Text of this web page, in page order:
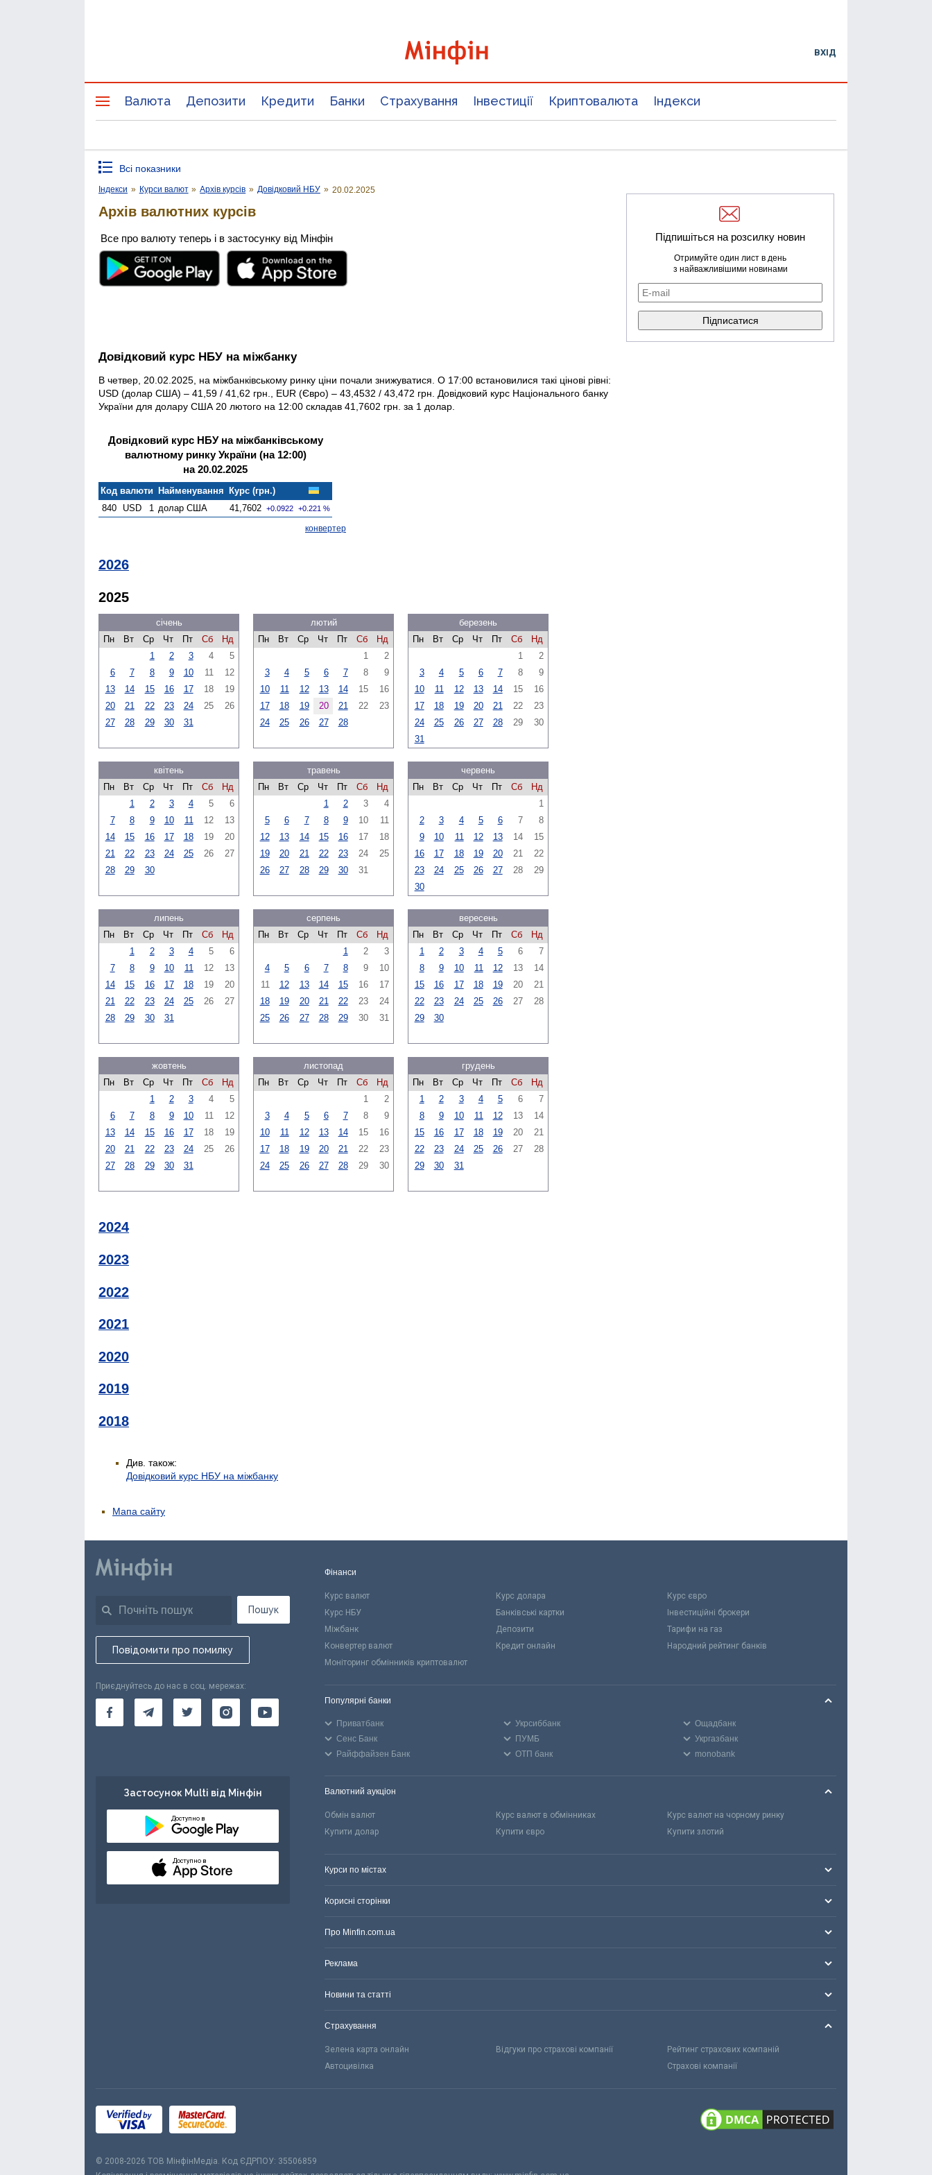
ВХІД
Валюта Депозити Кредити Банки Страхування Інвестиції Криптовалюта Індекси
Всі показники
Індекси » Курси валют » Архів курсів » Довідковий НБУ » 20.02.2025
Архів валютних курсів
Все про валюту теперь і в застосунку від Мінфін
Довідковий курс НБУ на міжбанку
В четвер, 20.02.2025, на міжбанківському ринку ціни почали знижуватися. О 17:00 встановилися такі цінові рівні:
USD (долар США) – 41,59 / 41,62 грн., EUR (Євро) – 43,4532 / 43,472 грн. Довідковий курс Національного банку
України для долару США 20 лютого на 12:00 складав 41,7602 грн. за 1 долар.
Довідковий курс НБУ на міжбанківському
валютному ринку України (на 12:00)
на 20.02.2025
Код валюти Найменування
Курс (грн.)
840
USD 1 долар США 41,7602 +0.0922 +0.221 %
конвертер
2026
2025
січень
Пн
Вт Ср Чт Пт Сб
Нд
1
2 3 4
5
6
7 8 9 10 11
12
13
14 15 16 17 18
19
20
21 22 23 24 25
26
27
28 29 30 31
лютий
Пн
Вт Ср Чт Пт Сб
Нд
1
2
3
4 5 6 7 8
9
10
11 12 13 14 15
16
17
18 19 20 21 22
23
24
25 26 27 28
березень
Пн
Вт Ср Чт Пт Сб
Нд
1
2
3
4 5 6 7 8
9
10
11 12 13 14 15
16
17
18 19 20 21 22
23
24
25 26 27 28 29
30
31
квітень
Пн
Вт Ср Чт Пт Сб
Нд
1
2 3 4 5
6
7
8 9 10 11 12
13
14
15 16 17 18 19
20
21
22 23 24 25 26
27
28
29 30
травень
Пн
Вт Ср Чт Пт Сб
Нд
1
2 3
4
5
6 7 8 9 10
11
12
13 14 15 16 17
18
19
20 21 22 23 24
25
26
27 28 29 30 31
червень
Пн
Вт Ср Чт Пт Сб
Нд
1
2
3 4 5 6 7
8
9
10 11 12 13 14
15
16
17 18 19 20 21
22
23
24 25 26 27 28
29
30
липень
Пн
Вт Ср Чт Пт Сб
Нд
1
2 3 4 5
6
7
8 9 10 11 12
13
14
15 16 17 18 19
20
21
22 23 24 25 26
27
28
29 30 31
серпень
Пн
Вт Ср Чт Пт Сб
Нд
1
2
3
4
5 6 7 8 9
10
11
12 13 14 15 16
17
18
19 20 21 22 23
24
25
26 27 28 29 30 31
вересень
Пн
Вт Ср Чт Пт Сб
Нд
1
2 3 4 5 6
7
8
9 10 11 12 13
14
15
16 17 18 19 20
21
22
23 24 25 26 27
28
29
30
жовтень
Пн
Вт Ср Чт Пт Сб
Нд
1
2 3 4
5
6
7 8 9 10 11
12
13
14 15 16 17 18
19
20
21 22 23 24 25
26
27
28 29 30 31
листопад
Пн
Вт Ср Чт Пт Сб
Нд
1
2
3
4 5 6 7 8
9
10
11 12 13 14 15
16
17
18 19 20 21 22
23
24
25 26 27 28 29 30
грудень
Пн
Вт Ср Чт Пт Сб
Нд
1
2 3 4 5 6
7
8
9 10 11 12 13
14
15
16 17 18 19 20
21
22
23 24 25 26 27
28
29
30 31
2024
2023
2022
2021
2020
2019
2018
Див. також:
Довідковий курс НБУ на міжбанку
Підпишіться на розсилку новин
Отримуйте один лист в день
з найважливішими новинами
Мапа сайту
Пошук
Повідомити про помилку
Приєднуйтесь до нас в соц. мережах:
Застосунок Multi від Мінфін
Доступно в
Доступно в
Фінанси
Курс валют Курс долара
Курс євро
Курс НБУ
Банківські картки
Інвестиційні брокери
Міжбанк
Депозити
Тарифи на газ
Конвертер валют
Кредит онлайн
Народний рейтинг банків
Моніторинг обмінників криптовалют
Популярні банки
Приватбанк Укрсиббанк
Ощадбанк
Сенс Банк
ПУМБ
Укргазбанк
Райффайзен Банк
ОТП банк monobank
Валютний аукціон
Обмін валют Курс валют в обмінниках
Курс валют на чорному ринку
Купити долар
Купити євро Купити злотий
Курси по містах
Корисні сторінки
Про Minfin.com.ua
Реклама
Новини та статті
Страхування
Зелена карта онлайн Відгуки про страхові компанії
Рейтинг страхових компаній
Автоцивілка
Страхові компанії
© 2008-2026 ТОВ МiнфiнМедiа. Код ЄДРПОУ: 35506859